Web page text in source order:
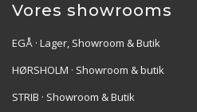
Vores showrooms
EGÅ · Lager, Showroom & Butik
HØRSHOLM · Showroom & butik
STRIB · Showroom & Butik